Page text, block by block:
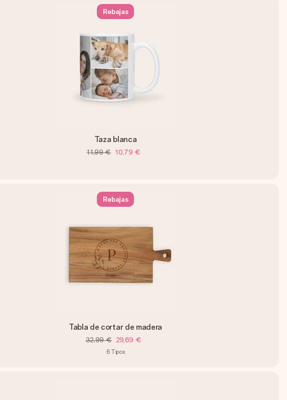
Rebajas
Taza blanca
11,99 € 10,79 €
Rebajas
Tabla de cortar de madera
32,99 € 29,69 €
6 Tipos